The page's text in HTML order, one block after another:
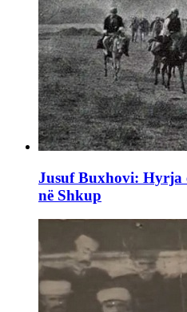
Jusuf Buxhovi: Hyrja
në Shkup